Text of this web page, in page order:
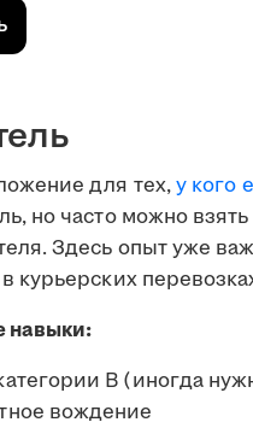
для тех,у кого
но часто можно
Здесь опыт уже
курьерских
навыки:
B (иногда
вождение